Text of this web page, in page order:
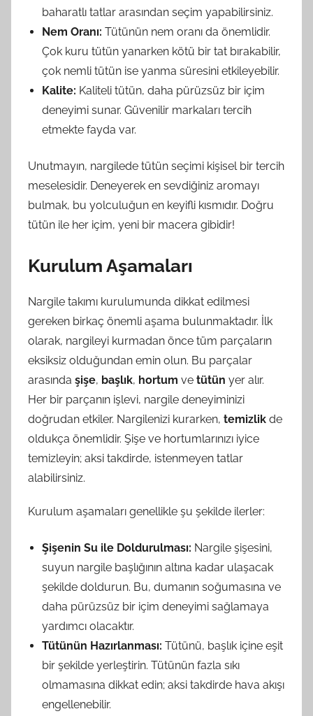
baharatlı tatlar arasından seçim yapabilirsiniz.
Nem Oranı: Tütünün nem oranı da önemlidir.
Çok kuru tütün yanarken kötü bir tat bırakabilir,
çok nemli tütün ise yanma süresini etkileyebilir.
Kalite: Kaliteli tütün, daha pürüzsüz bir içim
deneyimi sunar. Güvenilir markaları tercih
etmekte fayda var.
Unutmayın, nargilede tütün seçimi kişisel bir tercih
meselesidir. Deneyerek en sevdiğiniz aromayı
bulmak, bu yolculuğun en keyifli kısmıdır. Doğru
tütün ile her içim, yeni bir macera gibidir!
Kurulum Aşamaları
Nargile takımı kurulumunda dikkat edilmesi
gereken birkaç önemli aşama bulunmaktadır. İlk
olarak, nargileyi kurmadan önce tüm parçaların
eksiksiz olduğundan emin olun. Bu parçalar
arasında şişe, başlık, hortum ve tütün yer alır.
Her bir parçanın işlevi, nargile deneyiminizi
doğrudan etkiler. Nargilenizi kurarken, temizlik de
oldukça önemlidir. Şişe ve hortumlarınızı iyice
temizleyin; aksi takdirde, istenmeyen tatlar
alabilirsiniz.
Kurulum aşamaları genellikle şu şekilde ilerler:
Şişenin Su ile Doldurulması: Nargile şişesini,
suyun nargile başlığının altına kadar ulaşacak
şekilde doldurun. Bu, dumanın soğumasına ve
daha pürüzsüz bir içim deneyimi sağlamaya
yardımcı olacaktır.
Tütünün Hazırlanması: Tütünü, başlık içine eşit
bir şekilde yerleştirin. Tütünün fazla sıkı
olmamasına dikkat edin; aksi takdirde hava akışı
engellenebilir.